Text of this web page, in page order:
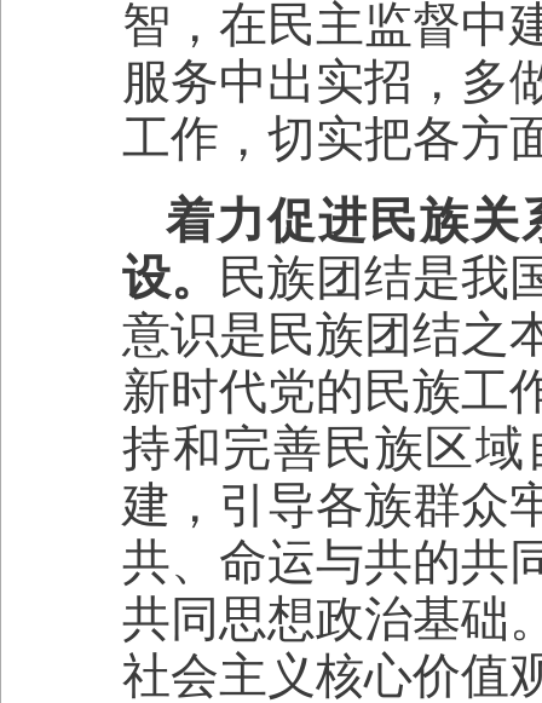
智，在民主监督中
服务中出实招，多
工作，切实把各方
着力促进民族关
设。
民族团结是我
意识是民族团结之
新时代党的民族工
持和完善民族区
建，引导各族群众
共、命运与共的共
共同思想政治基础
社会主义核心价值